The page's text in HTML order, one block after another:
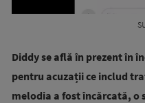
Diddy se află în prezent în
pentru acuzații ce includ
melodia a fost încărcată, o